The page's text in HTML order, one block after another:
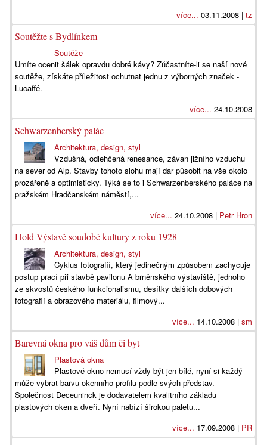
více... 03.11.2008 | tz
Soutěžte s Bydlínkem
Soutěže
Umíte ocenit šálek opravdu dobré kávy? Zúčastníte-li se naší nové
soutěže, získáte příležitost ochutnat jednu z výborných značek -
Lucaffé.
více... 24.10.2008
Schwarzenberský palác
Architektura, design, styl
Vzdušná, odlehčená renesance, závan jižního vzduchu
na sever od Alp. Stavby tohoto slohu mají dar působit na vše okolo
prozářeně a optimisticky. Týká se to i Schwarzenberského paláce na
pražském Hradčanském náměstí,...
více... 24.10.2008 | Petr Hron
Hold Výstavě soudobé kultury z roku 1928
Architektura, design, styl
Cyklus fotografií, který jedinečným způsobem zachycuje
postup prací při stavbě pavilonu A brněnského výstaviště, jednoho
ze skvostů českého funkcionalismu, desítky dalších dobových
fotografií a obrazového materiálu, filmový...
více... 14.10.2008 | sm
Barevná okna pro váš dům či byt
Plastová okna
Plastové okno nemusí vždy být jen bílé, nyní si každý
může vybrat barvu okenního profilu podle svých představ.
Společnost Deceuninck je dodavatelem kvalitního základu
plastových oken a dveří. Nyní nabízí širokou paletu...
více... 17.09.2008 | PR